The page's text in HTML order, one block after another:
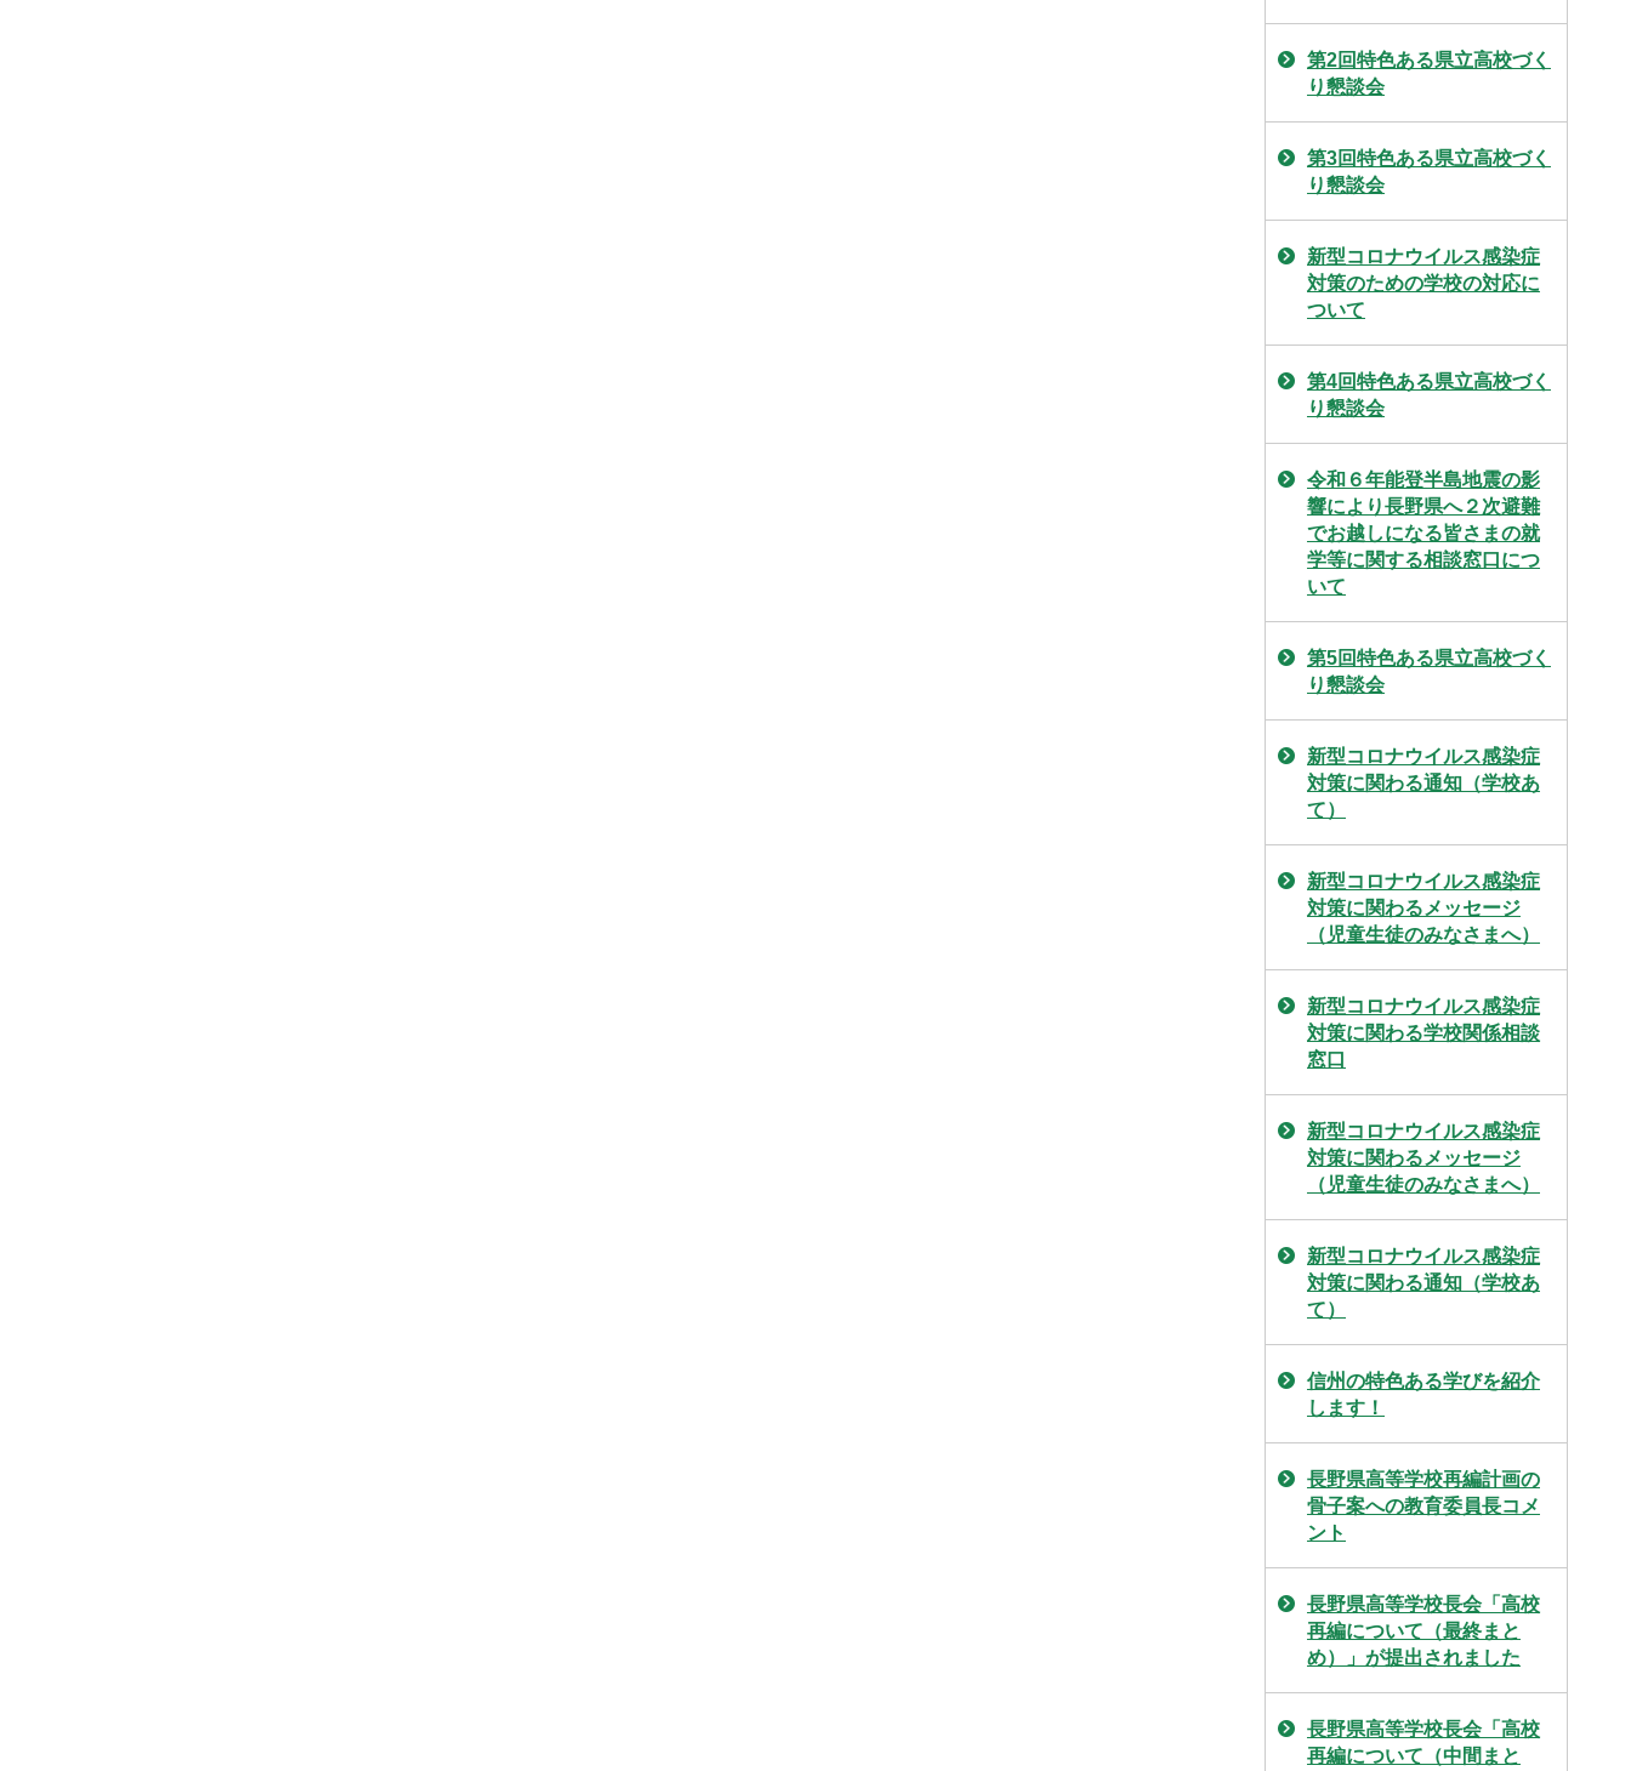
第2回特色ある県立高校づく
り懇談会
第3回特色ある県立高校づく
り懇談会
新型コロナウイルス感染症
対策のための学校の対応に
ついて
第4回特色ある県立高校づく
り懇談会
令和６年能登半島地震の影
響により長野県へ２次避難
でお越しになる皆さまの就
学等に関する相談窓口につ
いて
第5回特色ある県立高校づく
り懇談会
新型コロナウイルス感染症
対策に関わる通知（学校あ
て）
新型コロナウイルス感染症
対策に関わるメッセージ
（児童生徒のみなさまへ）
新型コロナウイルス感染症
対策に関わる学校関係相談
窓口
新型コロナウイルス感染症
対策に関わるメッセージ
（児童生徒のみなさまへ）
新型コロナウイルス感染症
対策に関わる通知（学校あ
て）
信州の特色ある学びを紹介
します！
長野県高等学校再編計画の
骨子案への教育委員長コメ
ント
長野県高等学校長会「高校
再編について（最終まと
め）」が提出されました
長野県高等学校長会「高校
再編について（中間まと